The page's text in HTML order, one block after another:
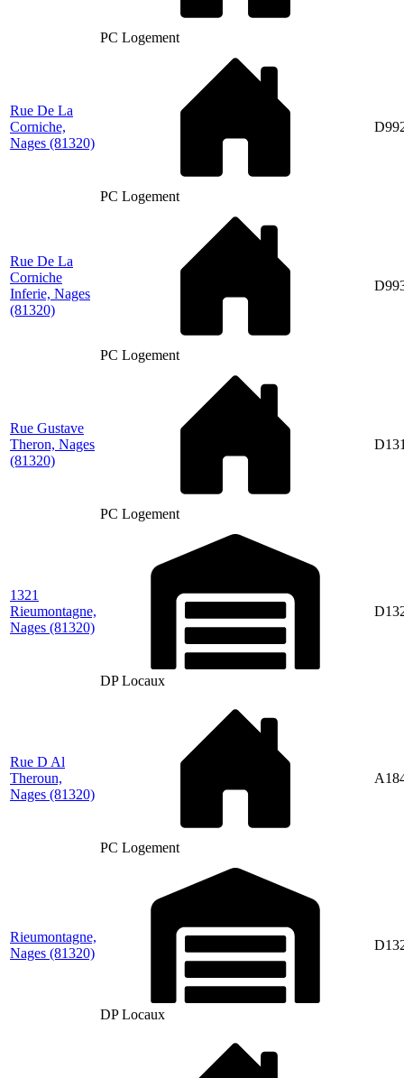
PC Logement
Rue De La
Corniche,
Nages (81320)
PC Logement
Rue De La
Corniche
Inferie, Nages
(81320)
PC Logement
Rue Gustave
Theron, Nages
(81320)
PC Logement
1321
Rieumontagne,
Nages (81320)
DP Locaux
Rue D Al
Theroun,
Nages (81320)
PC Logement
Rieumontagne,
Nages (81320)
DP Locaux